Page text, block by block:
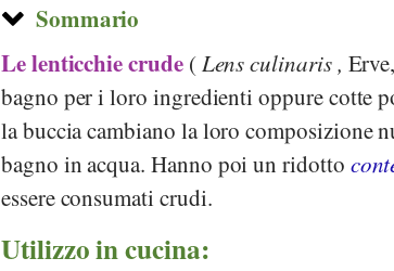
Sommario
Le lenticchie crude(Lens culinaris,
bagno per i loro ingredienti oppure cotte
la buccia cambiano la loro composizione
bagno in acqua. Hanno poi un ridotto
essere consumati crudi.
Utilizzo in cucina: